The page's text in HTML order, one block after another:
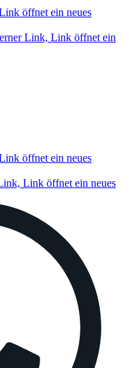
öffnet ein neues
Link, Link öffnet ein
öffnet ein neues
Link öffnet ein neues